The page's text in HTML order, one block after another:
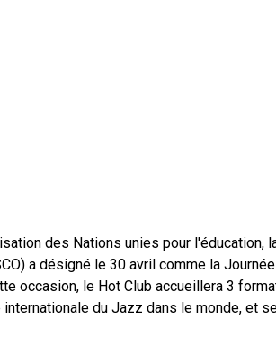
des Nations unies pour l'éducation,
a désigné le 30 avril comme la Journée
occasion, le Hot Club accueillera 3
du Jazz dans le monde, et